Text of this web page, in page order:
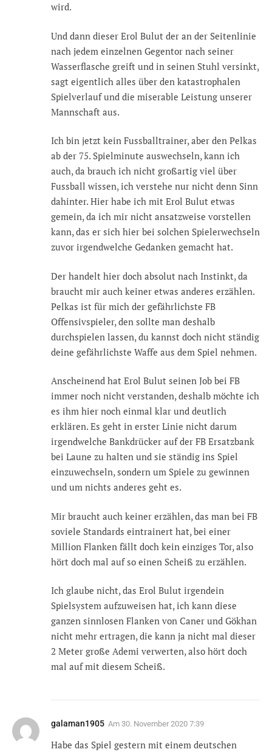
wird.
Und dann dieser Erol Bulut der an der Seitenlinie
nach jedem einzelnen Gegentor nach seiner
Wasserflasche greift und in seinen Stuhl versinkt,
sagt eigentlich alles über den katastrophalen
Spielverlauf und die miserable Leistung unserer
Mannschaft aus.
Ich bin jetzt kein Fussballtrainer, aber den Pelkas
ab der 75. Spielminute auswechseln, kann ich
auch, da brauch ich nicht großartig viel über
Fussball wissen, ich verstehe nur nicht denn Sinn
dahinter. Hier habe ich mit Erol Bulut etwas
gemein, da ich mir nicht ansatzweise vorstellen
kann, das er sich hier bei solchen Spielerwechseln
zuvor irgendwelche Gedanken gemacht hat.
Der handelt hier doch absolut nach Instinkt, da
braucht mir auch keiner etwas anderes erzählen.
Pelkas ist für mich der gefährlichste FB
Offensivspieler, den sollte man deshalb
durchspielen lassen, du kannst doch nicht ständig
deine gefährlichste Waffe aus dem Spiel nehmen.
Anscheinend hat Erol Bulut seinen Job bei FB
immer noch nicht verstanden, deshalb möchte ich
es ihm hier noch einmal klar und deutlich
erklären. Es geht in erster Linie nicht darum
irgendwelche Bankdrücker auf der FB Ersatzbank
bei Laune zu halten und sie ständig ins Spiel
einzuwechseln, sondern um Spiele zu gewinnen
und um nichts anderes geht es.
Mir braucht auch keiner erzählen, das man bei FB
soviele Standards eintrainert hat, bei einer
Million Flanken fällt doch kein einziges Tor, also
hört doch mal auf so einen Scheiß zu erzählen.
Ich glaube nicht, das Erol Bulut irgendein
Spielsystem aufzuweisen hat, ich kann diese
ganzen sinnlosen Flanken von Caner und Gökhan
nicht mehr ertragen, die kann ja nicht mal dieser
2 Meter große Ademi verwerten, also hört doch
mal auf mit diesem Scheiß.
galaman1905 Am 30. November 2020 7:39
Habe das Spiel gestern mit einem deutschen